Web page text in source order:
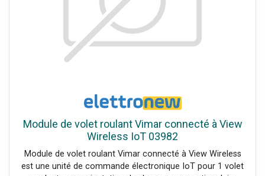
Module de volet roulant Vimar connecté à View
Wireless IoT 03982
Module de volet roulant Vimar connecté à View Wireless
est une unité de commande électronique IoT pour 1 volet